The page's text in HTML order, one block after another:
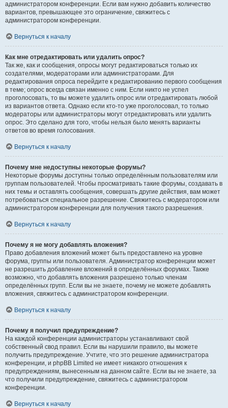
администратором конференции. Если вам нужно добавить количество
вариантов, превышающее это ограничение, свяжитесь с
администратором конференции.
Вернуться к началу
Как мне отредактировать или удалить опрос?
Так же, как и сообщения, опросы могут редактироваться только их
создателями, модераторами или администраторами. Для
редактирования опроса перейдите к редактированию первого сообщения
в теме; опрос всегда связан именно с ним. Если никто не успел
проголосовать, то вы можете удалить опрос или отредактировать любой
из вариантов ответа. Однако если кто-то уже проголосовал, то только
модераторы или администраторы могут отредактировать или удалить
опрос. Это сделано для того, чтобы нельзя было менять варианты
ответов во время голосования.
Вернуться к началу
Почему мне недоступны некоторые форумы?
Некоторые форумы доступны только определённым пользователям или
группам пользователей. Чтобы просматривать такие форумы, создавать в
них темы и оставлять сообщения, совершать другие действия, вам может
потребоваться специальное разрешение. Свяжитесь с модератором или
администратором конференции для получения такого разрешения.
Вернуться к началу
Почему я не могу добавлять вложения?
Право добавления вложений может быть предоставлено на уровне
форума, группы или пользователя. Администратор конференции может
не разрешить добавление вложений в определённых форумах. Также
возможно, что добавлять вложения разрешено только членам
определённых групп. Если вы не знаете, почему не можете добавлять
вложения, свяжитесь с администратором конференции.
Вернуться к началу
Почему я получил предупреждение?
На каждой конференции администраторы устанавливают свой
собственный свод правил. Если вы нарушили правило, вы можете
получить предупреждение. Учтите, что это решение администратора
конференции, и phpBB Limited не имеет никакого отношения к
предупреждениям, вынесенным на данном сайте. Если вы не знаете, за
что получили предупреждение, свяжитесь с администратором
конференции.
Вернуться к началу